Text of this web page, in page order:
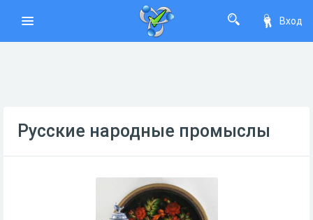
Вход
Русские народные промыслы